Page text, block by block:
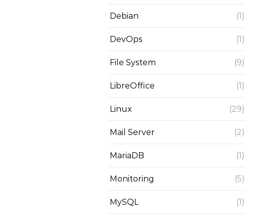
Debian (1)
DevOps (1)
File System (9)
LibreOffice (1)
Linux (29)
Mail Server (2)
MariaDB (1)
Monitoring (5)
MySQL (1)